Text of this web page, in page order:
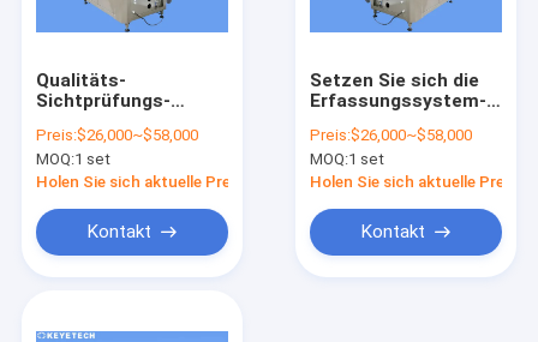
Qualitäts-
Sichtprüfungs-
Qualität mit HD-
Bildschirm
Preis:$26,000~$58,000
MOQ:1 set
Holen Sie sich aktuelle Preis
Kontakt
Setzen Sie sich die
Erfassungssystem-
Maschine ab, die
durch AI-Algorithmus
angetrieben wird
Preis:$26,000~$58,000
MOQ:1 set
Holen Sie sich aktuelle Preis
Kontakt